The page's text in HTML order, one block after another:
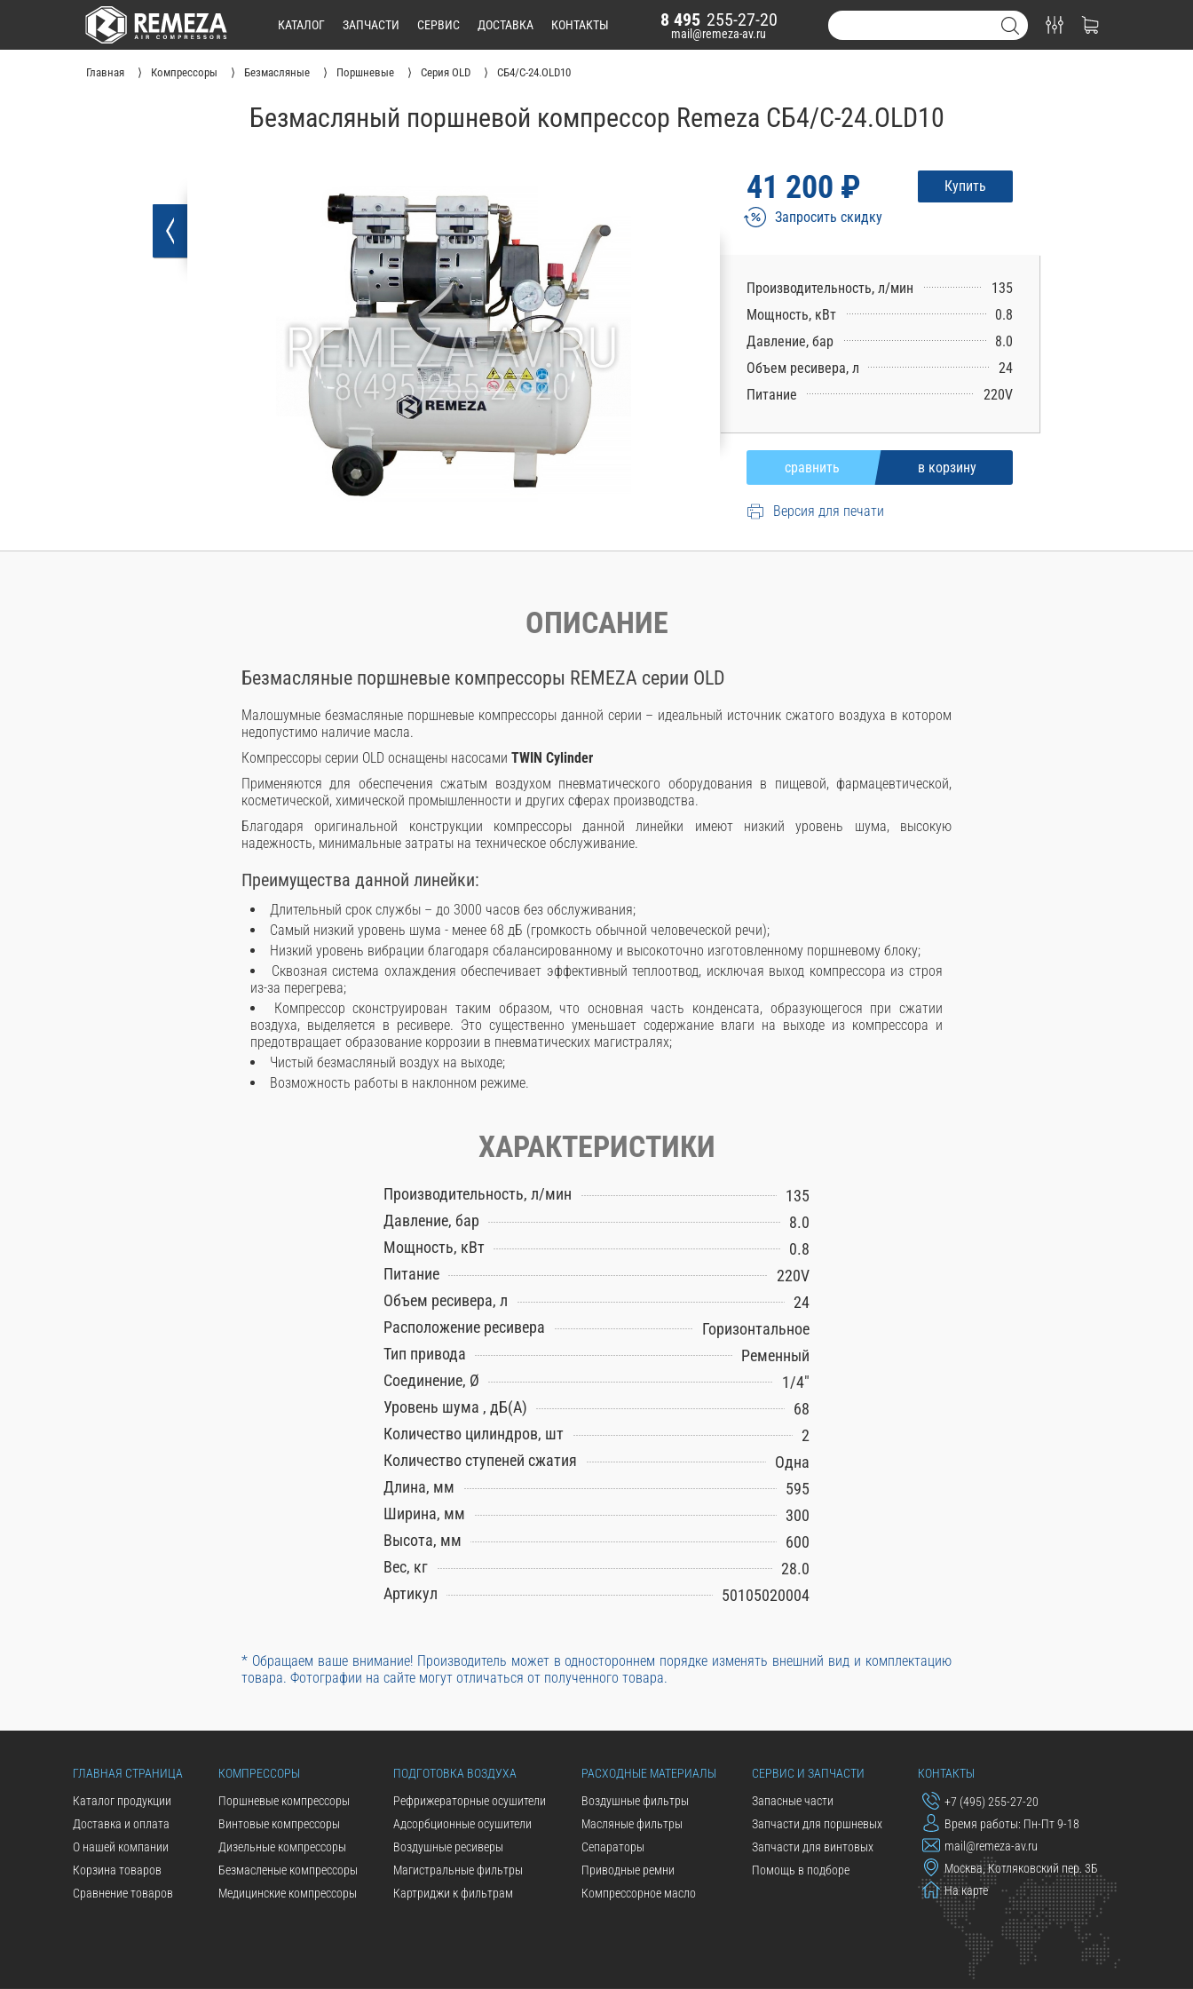
КАТАЛОГ ЗАПЧАСТИ СЕРВИС ДОСТАВКА КОНТАКТЫ 8 495 255-27-20
mail@remeza-av.ru
Главная Компрессоры Безмасляные Поршневые Серия OLD СБ4/С-24.OLD10
Безмасляный поршневой компрессор Remeza СБ4/С-24.OLD10
41 200 ₽
Купить
Запросить скидку
Производительность, л/мин
135
Мощность, кВт
0.8
Давление, бар
8.0
Объем ресивера, л
24
Питание
220V
Версия для печати
ОПИСАНИЕ
Безмасляные поршневые компрессоры REMEZA серии OLD
Малошумные безмасляные поршневые компрессоры данной серии – идеальный источник сжатого воздуха в котором
недопустимо наличие масла.
Компрессоры серии OLD оснащены насосами TWIN Cylinder
Применяются для обеспечения сжатым воздухом пневматического оборудования в пищевой, фармацевтической,
косметической, химической промышленности и других сферах производства.
Благодаря оригинальной конструкции компрессоры данной линейки имеют низкий уровень шума, высокую
надежность, минимальные затраты на техническое обслуживание.
Преимущества данной линейки:
Длительный срок службы – до 3000 часов без обслуживания;
Самый низкий уровень шума - менее 68 дБ (громкость обычной человеческой речи);
Низкий уровень вибрации благодаря сбалансированному и высокоточно изготовленному поршневому блоку;
Сквозная система охлаждения обеспечивает эффективный теплоотвод, исключая выход компрессора из строя
из-за перегрева;
Компрессор сконструирован таким образом, что основная часть конденсата, образующегося при сжатии
воздуха, выделяется в ресивере. Это существенно уменьшает содержание влаги на выходе из компрессора и
предотвращает образование коррозии в пневматических магистралях;
Чистый безмасляный воздух на выходе;
Возможность работы в наклонном режиме.
ХАРАКТЕРИСТИКИ
Производительность, л/мин
135
Давление, бар
8.0
Мощность, кВт
0.8
Питание
220V
Объем ресивера, л
24
Расположение ресивера
Горизонтальное
Тип привода
Ременный
Соединение, Ø
1/4"
Уровень шума , дБ(А)
68
Количество цилиндров, шт
2
Количество ступеней сжатия
Одна
Длина, мм
595
Ширина, мм
300
Высота, мм
600
Вес, кг
28.0
Артикул
50105020004
* Обращаем ваше внимание! Производитель может в одностороннем порядке изменять внешний вид и комплектацию
товара. Фотографии на сайте могут отличаться от полученного товара.
ГЛАВНАЯ СТРАНИЦА
Каталог продукции
Доставка и оплата
О нашей компании
Корзина товаров
Сравнение товаров
КОМПРЕССОРЫ
Поршневые компрессоры
Винтовые компрессоры
Дизельные компрессоры
Безмасленые компрессоры
Медицинские компрессоры
ПОДГОТОВКА ВОЗДУХА
Рефрижераторные осушители
Адсорбционные осушители
Воздушные ресиверы
Магистральные фильтры
Картриджи к фильтрам
РАСХОДНЫЕ МАТЕРИАЛЫ
Воздушные фильтры
Масляные фильтры
Сепараторы
Приводные ремни
Компрессорное масло
СЕРВИС И ЗАПЧАСТИ
Запасные части
Запчасти для поршневых
Запчасти для винтовых
Помощь в подборе
КОНТАКТЫ
+7 (495) 255-27-20
Время работы: Пн-Пт 9-18
mail@remeza-av.ru
Москва, Котляковский пер. 3Б
На карте